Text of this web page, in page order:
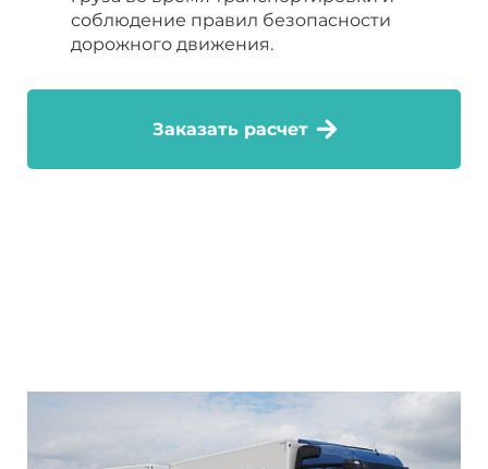
соблюдение правил безопасности
дорожного движения.
Заказать расчет